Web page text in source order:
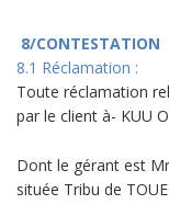
8/CONTESTATION
8.1 Réclamation :
Toute réclamation
par le client à- KUU
Dont le gérant est
située Tribu de